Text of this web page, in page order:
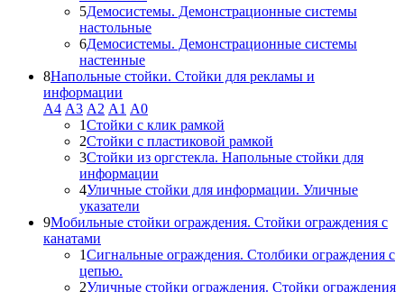
5Демосистемы. Демонстрационные системы
настольные
6Демосистемы. Демонстрационные системы
настенные
8Напольные стойки. Стойки для рекламы и
информации
А4 A3 А2 А1 А0
1Стойки с клик рамкой
2Стойки с пластиковой рамкой
3Стойки из оргстекла. Напольные стойки для
информации
4Уличные стойки для информации. Уличные
указатели
9Мобильные стойки ограждения. Стойки ограждения с
канатами
1Сигнальные ограждения. Столбики ограждения с
цепью.
2Уличные стойки ограждения. Стойки ограждения